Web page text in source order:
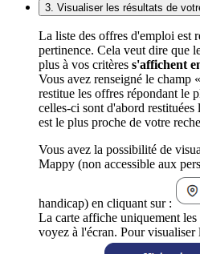
3. Visualiser les résultats de
La liste des offres d'emploi est
pertinence. Cela veut dire que
plus à vos critères s'affichent
Vous avez renseigné le champ
restitue les offres répondant le
celles-ci sont d'abord
est le plus proche de votre
Vous avez la possibilité de
Mappy (non accessible aux
handicap) en cliquant sur :
La carte affiche uniquement
voyez à l'écran. Pour